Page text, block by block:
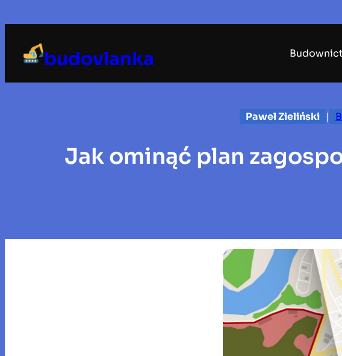
do
budovlanka
Paweł Zieliński |
Jak ominąć plan